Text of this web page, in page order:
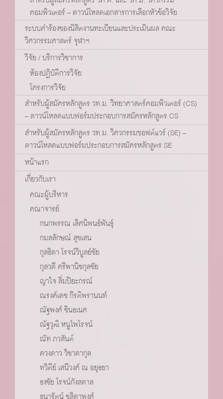
คอมพิวเตอร์ – ดาวน์โหลดเอกสารการเลือกหัวข้อวิจัย
ระบบคำร้องของนิสิตงานทะเบียนและประเมินผล คณะ
วิศวกรรมศาสตร์ จุฬาฯ
วิจัย / บริการวิชาการ
ห้องปฏิบัติการวิจัย
โครงการวิจัย
สำหรับผู้สมัครหลักสูตร วท.ม. วิทยาศาสตร์คอมพิวเตอร์ (CS)
– ดาวน์โหลดแบบฟอร์มประกอบการสมัครหลักสูตร CS
สำหรับผู้สมัครหลักสูตร วท.ม. วิศวกรรมซอฟต์แวร์ (SE) –
ดาวน์โหลดแบบฟอร์มประกอบการสมัครหลักสูตร SE
หน้าแรก
เกี่ยวกับเรา
คณะผู้บริหาร
คณาจารย์
กนกพรรณ เลิศนิพนธ์พันธุ์
กมลลักษณ์ สุขเสน
กุลธิดา โรจน์วิบูลย์ชัย
กุลวดี ศรีพานิชกุลชัย
ญาใจ ลิ่มปิยะกรณ์
ณรงค์เดช กีรติพรานนท์
ณัฐพงศ์ ชินธเนศ
ณัฐวุฒิ หนูไพโรจน์
ณัท ภวสันต์
ดวงดาว วิชาดากุล
ทวิตีย์ เสนีวงศ์ ณ อยุธยา
ธงชัย โรจน์กังสดาล